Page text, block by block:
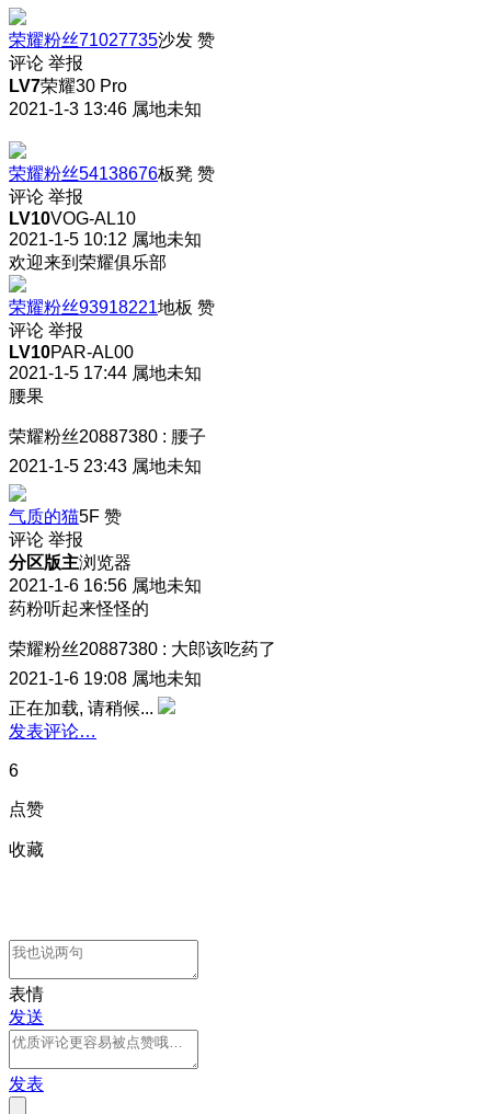
荣耀粉丝71027735沙发 赞
评论 举报
LV7荣耀30 Pro
2021-1-3 13:46 属地未知
荣耀粉丝54138676板凳 赞
评论 举报
LV10VOG-AL10
2021-1-5 10:12 属地未知
欢迎来到荣耀俱乐部
荣耀粉丝93918221地板 赞
评论 举报
LV10PAR-AL00
2021-1-5 17:44 属地未知
腰果
荣耀粉丝20887380 : 腰子
2021-1-5 23:43 属地未知
气质的猫5F 赞
评论 举报
分区版主浏览器
2021-1-6 16:56 属地未知
药粉听起来怪怪的
荣耀粉丝20887380 : 大郎该吃药了
2021-1-6 19:08 属地未知
正在加载, 请稍候...
发表评论…
6
点赞
收藏
表情
发送
发表